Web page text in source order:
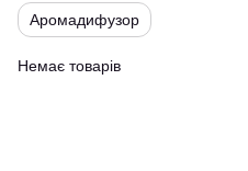
Аромадифузор
Немає товарів